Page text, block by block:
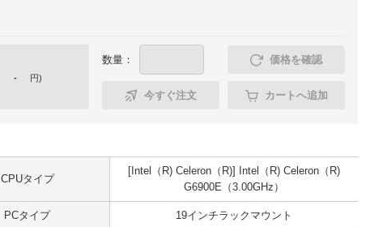
- 円)
数量： 価格を確認
今すぐ注文 カートへ追加
CPUタイプ
[Intel（R) Celeron（R)] Intel（R) Celeron（R)
G6900E（3.00GHz）
PCタイプ 19インチラックマウント